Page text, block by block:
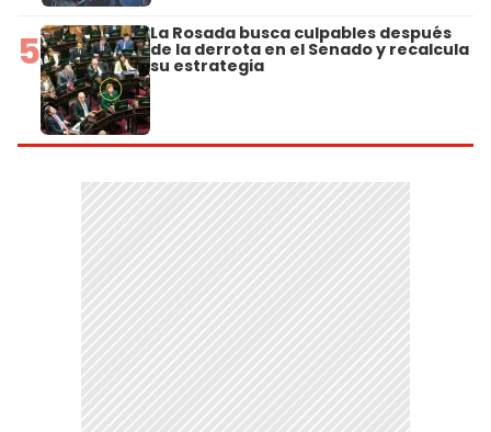
5 La Rosada busca culpables después
de la derrota en el Senado y recalcula
su estrategia